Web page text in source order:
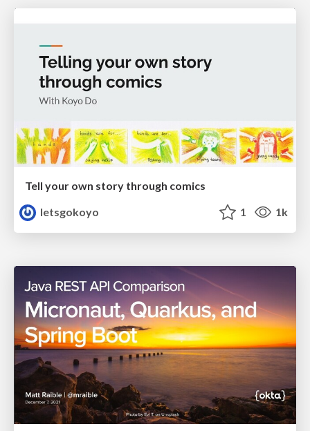
Tell your own story through comics
letsgokoyo
1 1k